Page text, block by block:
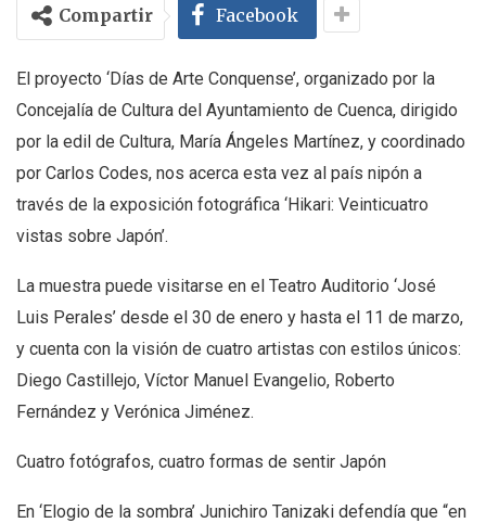
Compartir Facebook
El proyecto ‘Días de Arte Conquense’, organizado por la
Concejalía de Cultura del Ayuntamiento de Cuenca, dirigido
por la edil de Cultura, María Ángeles Martínez, y coordinado
por Carlos Codes, nos acerca esta vez al país nipón a
través de la exposición fotográfica ‘Hikari: Veinticuatro
vistas sobre Japón’.
La muestra puede visitarse en el Teatro Auditorio ‘José
Luis Perales’ desde el 30 de enero y hasta el 11 de marzo,
y cuenta con la visión de cuatro artistas con estilos únicos:
Diego Castillejo, Víctor Manuel Evangelio, Roberto
Fernández y Verónica Jiménez.
Cuatro fotógrafos, cuatro formas de sentir Japón
En ‘Elogio de la sombra’ Junichiro Tanizaki defendía que “en